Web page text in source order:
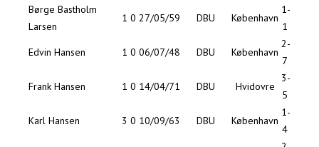
Børge Bastholm
Larsen
1 0 27/05/59 DBU København
1-
1
Edvin Hansen
1 0 06/07/48 DBU København
2-
7
Frank Hansen
1 0 14/04/71 DBU Hvidovre
3-
5
Karl Hansen
3 0 10/09/63 DBU København
1-
4